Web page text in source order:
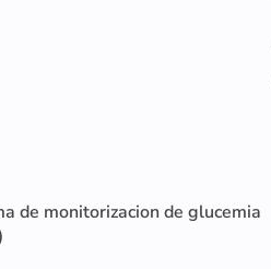
de monitorizacion de glucemia